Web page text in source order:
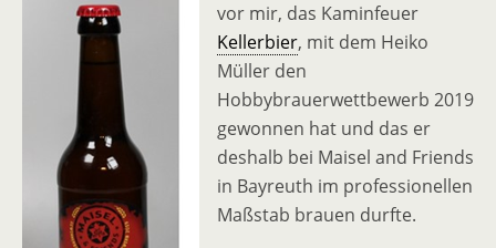
vor mir, das Kaminfeuer
Kellerbier, mit dem Heiko
Müller den
Hobbybrauerwettbewerb 2019
gewonnen hat und das er
deshalb bei Maisel and Friends
in Bayreuth im professionellen
Maßstab brauen durfte.